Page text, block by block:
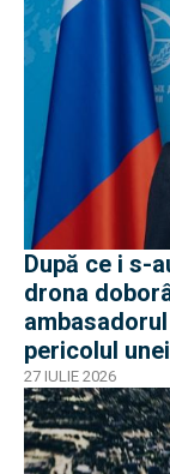
După ce i s-
drona
pericolul
o „înscenare
27 IULIE 2026